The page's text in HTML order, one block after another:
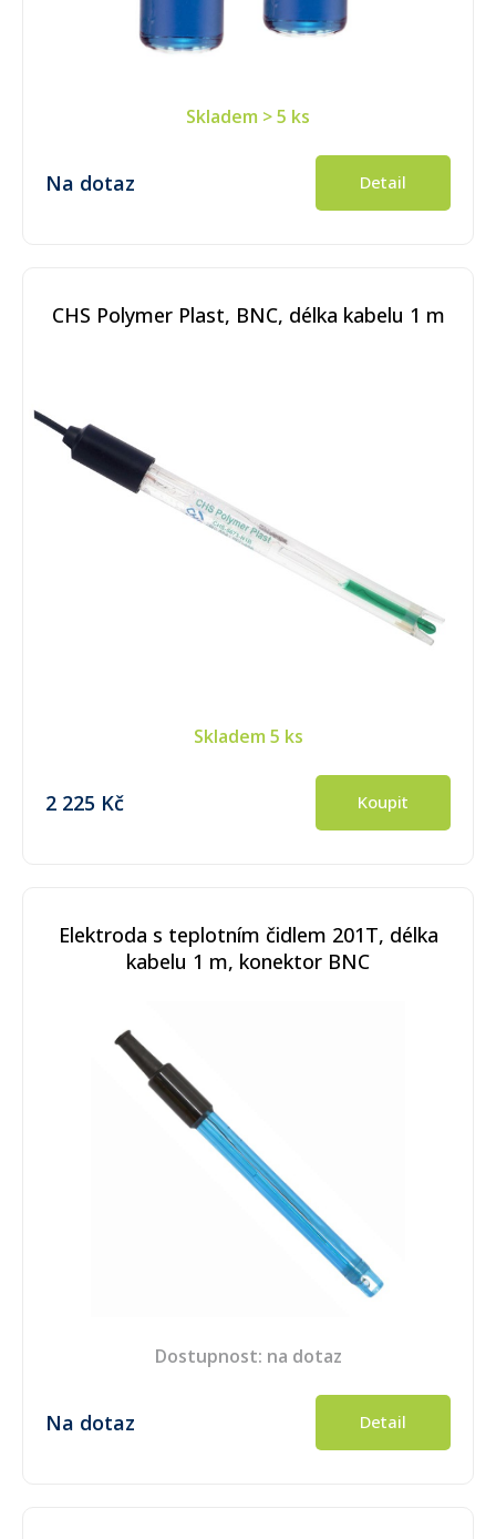
Skladem > 5 ks
Na dotaz Detail
CHS Polymer Plast, BNC, délka kabelu 1 m
Skladem 5 ks
2 225 Kč Koupit
Elektroda s teplotním čidlem 201T, délka
kabelu 1 m, konektor BNC
Dostupnost: na dotaz
Na dotaz Detail